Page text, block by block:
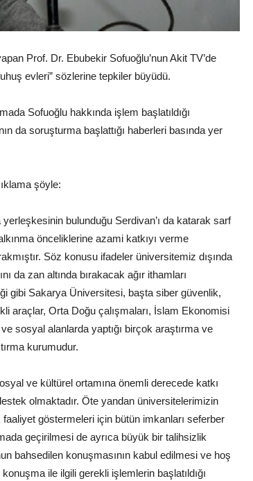
Prof. Dr. Ebubekir Sofuoğlu’nun Akit TV’de
evleri” sözlerine tepkiler büyüdü.
Sofuoğlu hakkında işlem başlatıldığı
da soruşturma başlattığı haberleri basında yer
şöyle:
bulunduğu Serdivan’ı da katarak sarf
önceliklerine azami katkıyı verme
Söz konusu ifadeler üniversitemiz dışında
da zan altında bırakacak ağır ithamları
gibi Sakarya Üniversitesi, başta siber güvenlik,
araçlar, Orta Doğu çalışmaları, İslam Ekonomisi
sosyal alanlarda yaptığı birçok araştırma ve
kurumudur.
ve kültürel ortamına önemli derecede katkı
olmaktadır. Öte yandan üniversitelerimizin
göstermeleri için bütün imkanları seferber
geçirilmesi de ayrıca büyük bir talihsizlik
bahsedilen konuşmasının kabul edilmesi ve hoş
ile ilgili gerekli işlemlerin başlatıldığı